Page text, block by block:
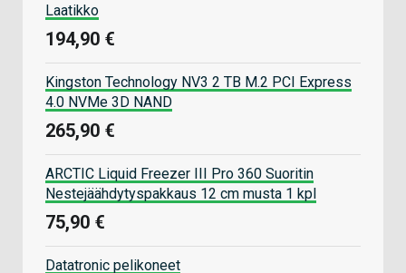
Laatikko
194,90 €
Kingston Technology NV3 2 TB M.2 PCI Express
4.0 NVMe 3D NAND
265,90 €
ARCTIC Liquid Freezer III Pro 360 Suoritin
Nestejäähdytyspakkaus 12 cm musta 1 kpl
75,90 €
Datatronic pelikoneet